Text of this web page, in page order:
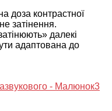
доза контрастної
затінення.
далекі
адаптована до